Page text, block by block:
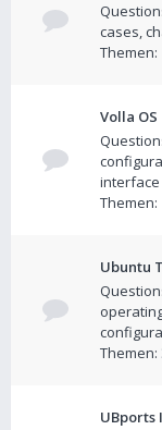
cases,
Themen:
Volla OS
interface
Themen:
Ubuntu
Themen:
UBports